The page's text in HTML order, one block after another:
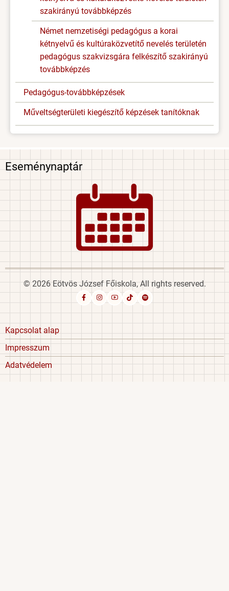
szakirányú továbbképzés
Német nemzetiségi pedagógus a korai
kétnyelvű és kultúraközvetítő nevelés területén
pedagógus szakvizsgára felkészítő szakirányú
továbbképzés
Pedagógus-továbbképzések
Műveltségterületi kiegészítő képzések tanítóknak
Eseménynaptár
Image
© 2026 Eötvös József Főiskola, All rights reserved.
Footer
menu
Kapcsolat alap
Impresszum
Adatvédelem